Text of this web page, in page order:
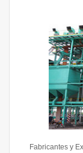
Fabricantes y